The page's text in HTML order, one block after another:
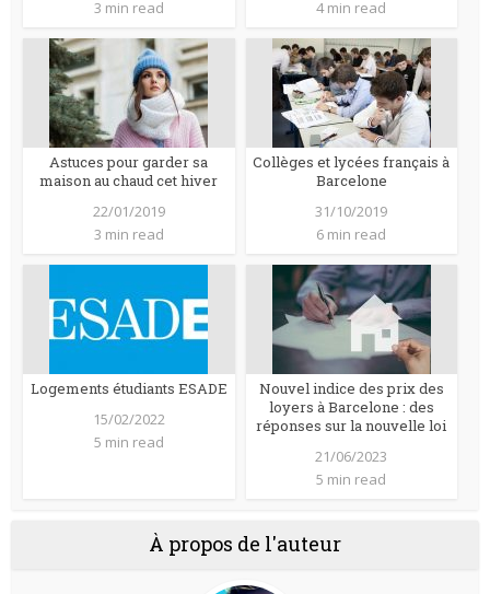
3 min read
4 min read
Astuces pour garder sa
maison au chaud cet hiver
22/01/2019
3 min read
Collèges et lycées français à
Barcelone
31/10/2019
6 min read
Logements étudiants ESADE
15/02/2022
5 min read
Nouvel indice des prix des
loyers à Barcelone : des
réponses sur la nouvelle loi
21/06/2023
5 min read
À propos de l'auteur